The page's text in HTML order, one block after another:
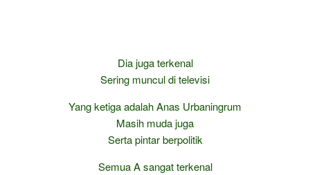
Dia juga terkenal
Sering muncul di televisi
Yang ketiga adalah Anas Urbaningrum
Masih muda juga
Serta pintar berpolitik
Semua A sangat terkenal